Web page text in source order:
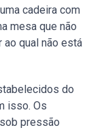
cadeira com
mesa que não
ao qual não está
do
isso. Os
pressão